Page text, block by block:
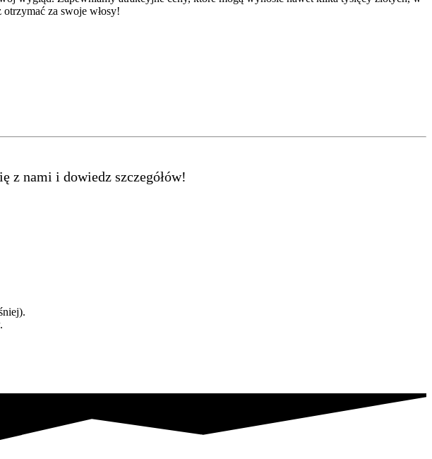
za swoje włosy!
z nami i dowiedz szczegółów!